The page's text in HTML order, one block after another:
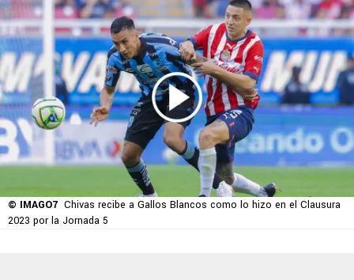
© IMAGO7 Chivas recibe a Gallos Blancos como lo hizo en el Clausura
2023 por la Jornada 5